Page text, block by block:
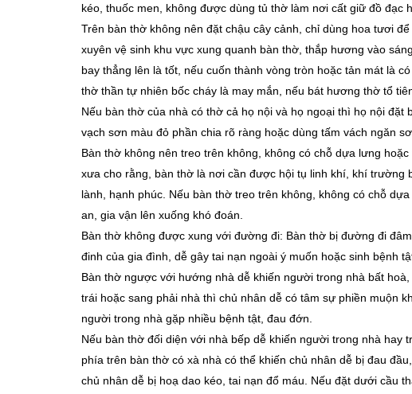
kéo, thuốc men, không được dùng tủ thờ làm nơi cất giữ đồ đạc
Trên bàn thờ không nên đặt chậu cây cảnh, chỉ dùng hoa tươi
xuyên vệ sinh khu vực xung quanh bàn thờ, thắp hương vào
bay thẳng lên là tốt, nếu cuốn thành vòng tròn hoặc tản mát là
thờ thần tự nhiên bốc cháy là may mắn, nếu bát hương thờ tổ
Nếu bàn thờ của nhà có thờ cả họ nội và họ ngoại thì họ nội đặt
vạch sơn màu đỏ phần chia rõ ràng hoặc dùng tấm vách ngăn
Bàn thờ không nên treo trên không, không có chỗ dựa lưng
xưa cho rằng, bàn thờ là nơi cần được hội tụ linh khí, khí trường
lành, hạnh phúc. Nếu bàn thờ treo trên không, không có chỗ
an, gia vận lên xuống khó đoán.
Bàn thờ không được xung với đường đi: Bàn thờ bị đường đi
đinh của gia đình, dễ gây tai nạn ngoài ý muốn hoặc sinh bệnh
Bàn thờ ngược với hướng nhà dễ khiến người trong nhà bất
trái hoặc sang phải nhà thì chủ nhân dễ có tâm sự phiền muộn
người trong nhà gặp nhiều bệnh tật, đau đớn.
Nếu bàn thờ đối diện với nhà bếp dễ khiến người trong nhà hay
phía trên bàn thờ có xà nhà có thể khiến chủ nhân dễ bị đau
chủ nhân dễ bị hoạ dao kéo, tai nạn đổ máu. Nếu đặt dưới cầu